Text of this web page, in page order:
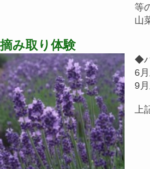
等
山
摘み取り体験
◆
6
9